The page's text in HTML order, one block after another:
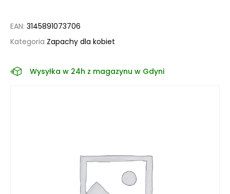
EAN: 3145891073706
Kategoria Zapachy dla kobiet
Wysyłka w 24h z magazynu w Gdyni